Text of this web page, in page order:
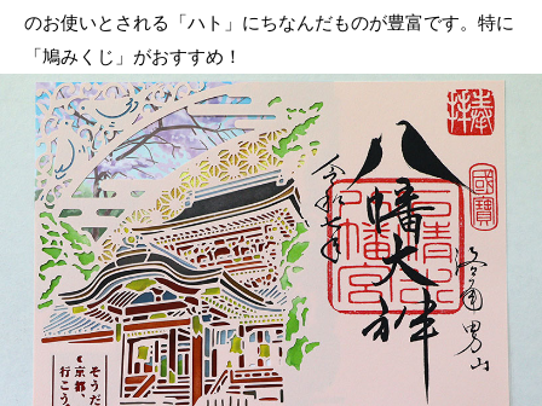
のお使いとされる「ハト」にちなんだものが豊富です。特に
「鳩みくじ」がおすすめ！